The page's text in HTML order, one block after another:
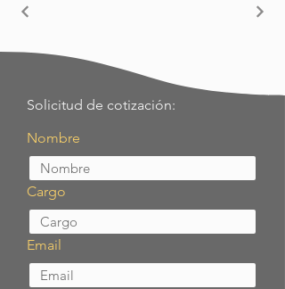
Solicitud de cotización:
Nombre
Cargo
Email